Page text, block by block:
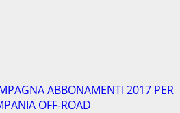
ABBONAMENTI 2017 PER
OFF-ROAD